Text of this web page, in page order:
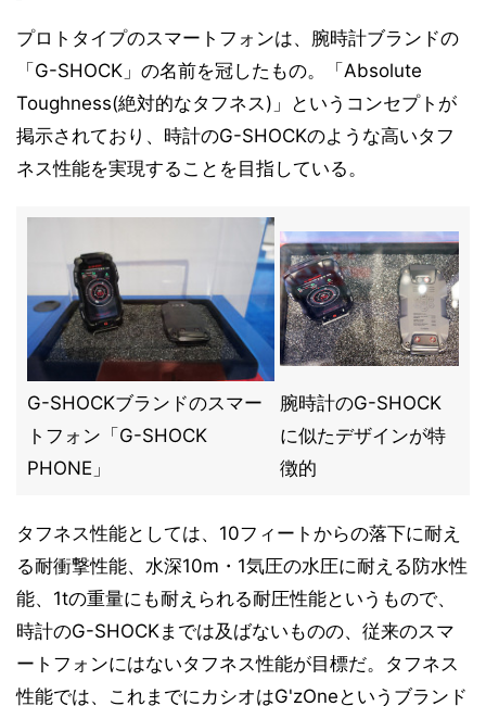
プロトタイプのスマートフォンは、腕時計ブランドの
「G-SHOCK」の名前を冠したもの。「Absolute
Toughness(絶対的なタフネス)」というコンセプトが
掲示されており、時計のG-SHOCKのような高いタフ
ネス性能を実現することを目指している。
G-SHOCKブランドのスマー
トフォン「G-SHOCK
PHONE」
腕時計のG-SHOCK
に似たデザインが特
徴的
タフネス性能としては、10フィートからの落下に耐え
る耐衝撃性能、水深10m・1気圧の水圧に耐える防水性
能、1tの重量にも耐えられる耐圧性能というもので、
時計のG-SHOCKまでは及ばないものの、従来のスマ
ートフォンにはないタフネス性能が目標だ。タフネス
性能では、これまでにカシオはG'zOneというブランド